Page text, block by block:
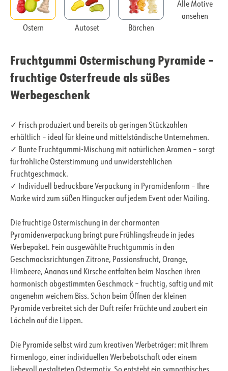
Ostern Autoset Bärchen
Alle Motive
ansehen
Fruchtgummi Ostermischung Pyramide –
fruchtige Osterfreude als süßes
Werbegeschenk
✓ Frisch produziert und bereits ab geringen Stückzahlen
erhältlich – ideal für kleine und mittelständische Unternehmen.
✓ Bunte Fruchtgummi-Mischung mit natürlichen Aromen – sorgt
für fröhliche Osterstimmung und unwiderstehlichen
Fruchtgeschmack.
✓ Individuell bedruckbare Verpackung in Pyramidenform – Ihre
Marke wird zum süßen Hingucker auf jedem Event oder Mailing.
Die fruchtige Ostermischung in der charmanten
Pyramidenverpackung bringt pure Frühlingsfreude in jedes
Werbepaket. Fein ausgewählte Fruchtgummis in den
Geschmacksrichtungen Zitrone, Passionsfrucht, Orange,
Himbeere, Ananas und Kirsche entfalten beim Naschen ihren
harmonisch abgestimmten Geschmack – fruchtig, saftig und mit
angenehm weichem Biss. Schon beim Öffnen der kleinen
Pyramide verbreitet sich der Duft reifer Früchte und zaubert ein
Lächeln auf die Lippen.
Die Pyramide selbst wird zum kreativen Werbeträger: mit Ihrem
Firmenlogo, einer individuellen Werbebotschaft oder einem